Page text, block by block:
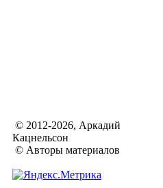
© 2012-2026, Аркадий
Кацнельсон
© Авторы материалов